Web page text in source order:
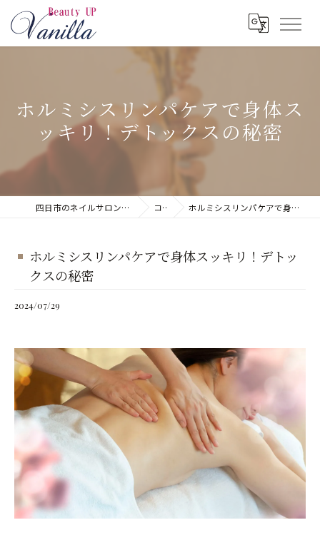
ホルミシスリンパケアで身体ス
ッキリ！デトックスの秘密
四日市のネイルサロンならネイルサロン Vanilla コラム ホルミシスリンパケアで身体スッキリ！デトックスの秘密
ホルミシスリンパケアで身体スッキリ！デトッ
クスの秘密
2024/07/29